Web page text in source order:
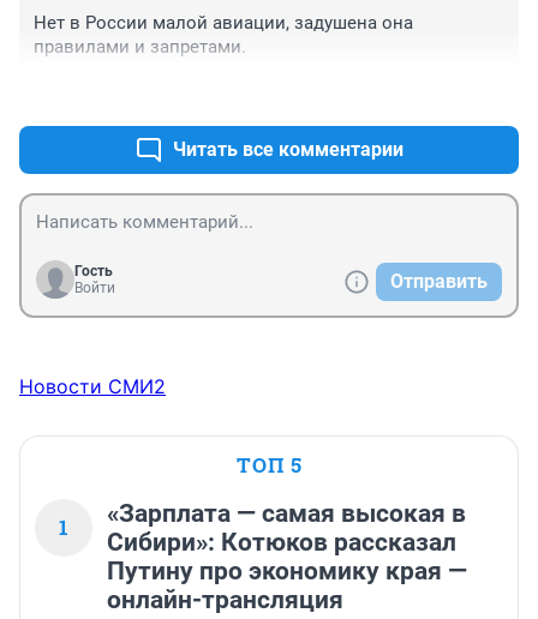
Нет в России малой авиации, задушена она
правилами и запретами.
Читать все комментарии
Гость
Войти
Отправить
Новости СМИ2
ТОП 5
1
«Зарплата — самая высокая в
Сибири»: Котюков рассказал
Путину про экономику края —
онлайн-трансляция